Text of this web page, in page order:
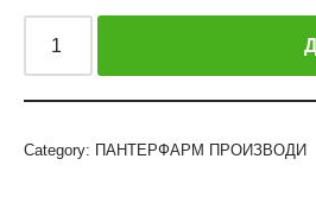
Category: ПАНТЕРФАРМ ПРОИЗВОДИ